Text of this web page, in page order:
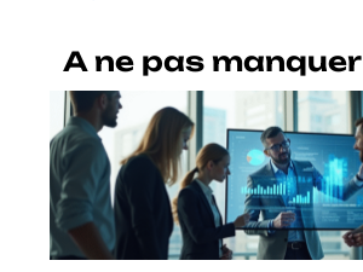
A ne pas manquer